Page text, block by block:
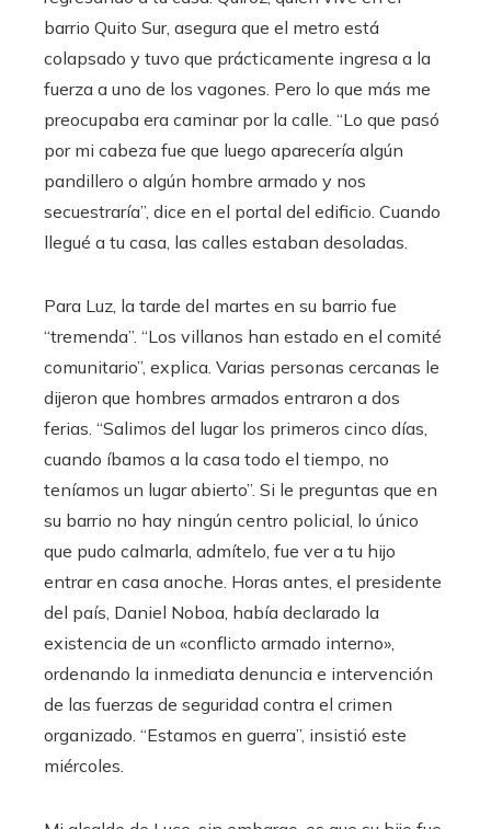
barrio Quito Sur, asegura que el metro está
colapsado y tuvo que prácticamente ingresa a la
fuerza a uno de los vagones. Pero lo que más me
preocupaba era caminar por la calle. “Lo que pasó
por mi cabeza fue que luego aparecería algún
pandillero o algún hombre armado y nos
secuestraría”, dice en el portal del edificio. Cuando
llegué a tu casa, las calles estaban desoladas.
Para Luz, la tarde del martes en su barrio fue
“tremenda”. “Los villanos han estado en el comité
comunitario”, explica. Varias personas cercanas le
dijeron que hombres armados entraron a dos
ferias. “Salimos del lugar los primeros cinco días,
cuando íbamos a la casa todo el tiempo, no
teníamos un lugar abierto”. Si le preguntas que en
su barrio no hay ningún centro policial, lo único
que pudo calmarla, admítelo, fue ver a tu hijo
entrar en casa anoche. Horas antes, el presidente
del país, Daniel Noboa, había declarado la
existencia de un «conflicto armado interno»,
ordenando la inmediata denuncia e intervención
de las fuerzas de seguridad contra el crimen
organizado. “Estamos en guerra”, insistió este
miércoles.